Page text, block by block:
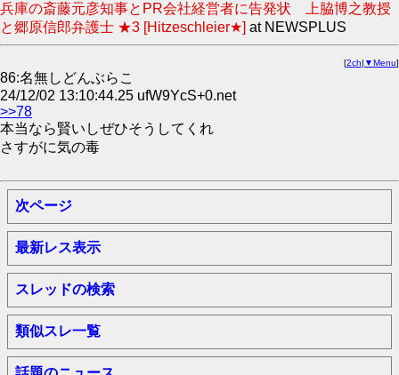
兵庫の斎藤元彦知事とPR会社経営者に告発状 上脇博之教授
と郷原信郎弁護士 ★3 [Hitzeschleier★] at NEWSPLUS
[2ch| ▼Menu]
86:名無しどんぶらこ
24/12/02 13:10:44.25 ufW9YcS+0.net
>>78
本当なら賢いしぜひそうしてくれ
さすがに気の毒
次ページ
最新レス表示
スレッドの検索
類似スレ一覧